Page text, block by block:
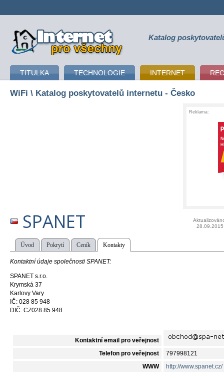
připojení k internetu Katalog
TITULKA TECHNOLOGIE INTERNET
WiFi \ Katalog poskytovatelů internetu - Česko
Reklama:
SPANET
28.09.2015
Úvod Pokrytí Ceník Kontakty
Kontaktní údaje společnosti SPANET:
SPANET s.r.o.
Krymská 37
Karlovy Vary
IČ: 028 85 948
DIČ: CZ028 85 948
Kontaktní email pro veřejnost
Telefon pro veřejnost 797998121
WWW http://www.spanet.cz/